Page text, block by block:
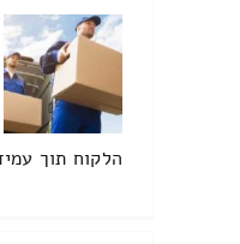
הלקוח תוך